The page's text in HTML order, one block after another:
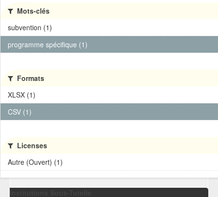
Mots-clés
subvention (1)
programme spécifique (1)
Formats
XLSX (1)
CSV (1)
Licenses
Autre (Ouvert) (1)